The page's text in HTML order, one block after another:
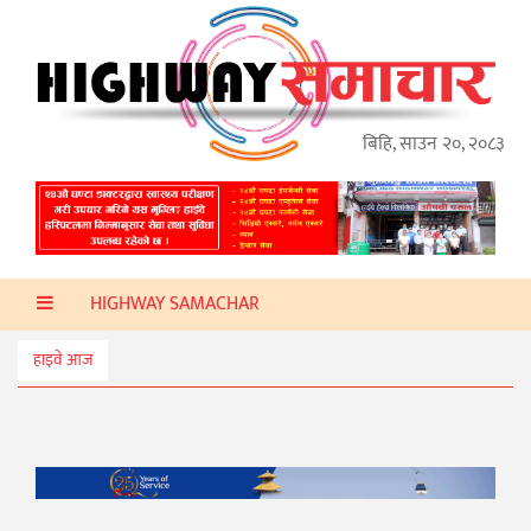
बिहि, साउन २०, २०८३
गृहपृष्ठ
ताजा
समाचार
प्रदेश
प्रविधि
स्वास्थ्य
मनोरञ्जन
HIGHWAY SAMACHAR
हाइवे आज